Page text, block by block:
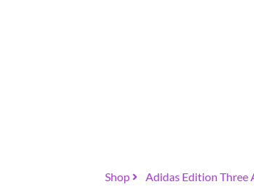
Shop Adidas Edition